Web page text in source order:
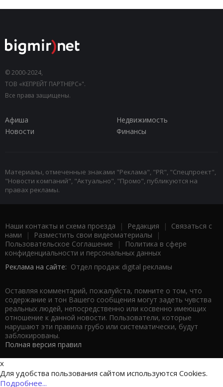
© 2000-2024,
ТОВ «КЕПРЕЙТ ПАРТНЕРС»".
Все права защищены.
Афиша
Недвижимость
Новости
Финансы
Материалы, отмеченные знаками "Реклама", "PR", "Спецпроект",
"Новости компаний", "Актуально", "Промо", публикуются на
правах рекламы.
Наши контакты и схема проезда | Редакция | Связаться с
нами | Разместить свои видеоматериалы |
Пользовательское Соглашение |
Политика в сфере
конфиденциальности и персональных данных
Реклама на сайте: Отдел продаж digital рекламы
Оставляя комментарий, пожалуйста, помните о том, что
содержание и тон Вашего сообщения могут задеть чувства
реальных людей, непосредственно или косвенно имеющих
отношение к данной новости. Пользователи, которые
нарушают эти правила грубо или систематически, будут
заблокированы.
Полная версия правил
x
Для удобства пользования сайтом используются Cookies.
Подробнее...